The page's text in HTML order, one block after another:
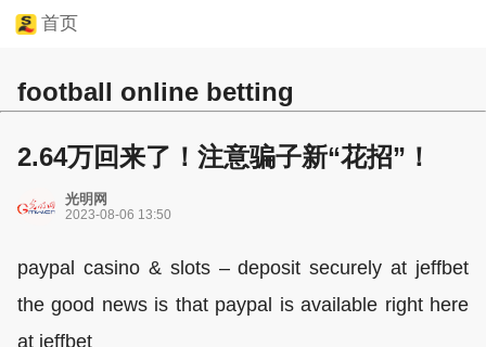
首页
football online betting
2.64万回来了！注意骗子新“花招”！
光明网
2023-08-06 13:50
paypal casino & slots – deposit securely at jeffbet
the good news is that paypal is available right here
at jeffbet